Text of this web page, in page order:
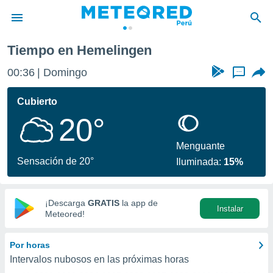
de
ha sido
que se
calidad.
a este
las
y
digital
basada
Tiempo en Hemelingen
00:36 Domingo ...
Cubierto
20°
Sensación de 20°
Menguante
Iluminada: 15%
¡Descarga GRATIS la app de
Meteored!
Instalar
Por horas
Intervalos nubosos en las próximas horas